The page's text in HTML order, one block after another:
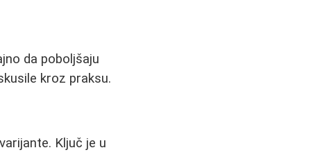
da poboljšaju
kroz praksu.
Ključ je u